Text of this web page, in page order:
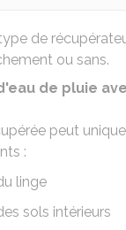
de
ou sans.
de pluie
peut
:
linge
sols intérieurs